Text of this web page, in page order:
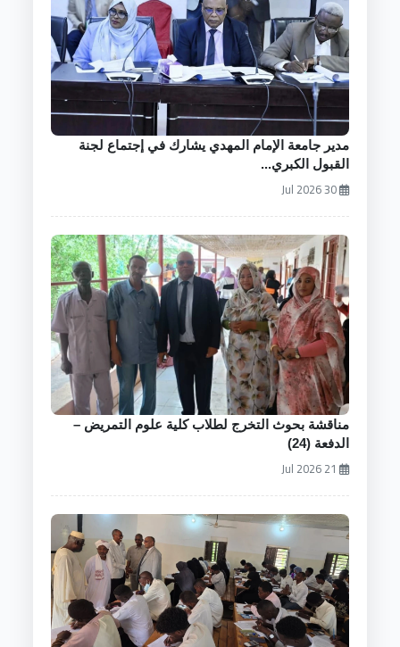
مدير جامعة الإمام المهدي يشارك في إجتماع لجنة
القبول الكبري...
30 Jul 2026
مناقشة بحوث التخرج لطلاب كلية علوم التمريض –
الدفعة (24)